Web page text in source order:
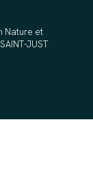
Nature et
JUST